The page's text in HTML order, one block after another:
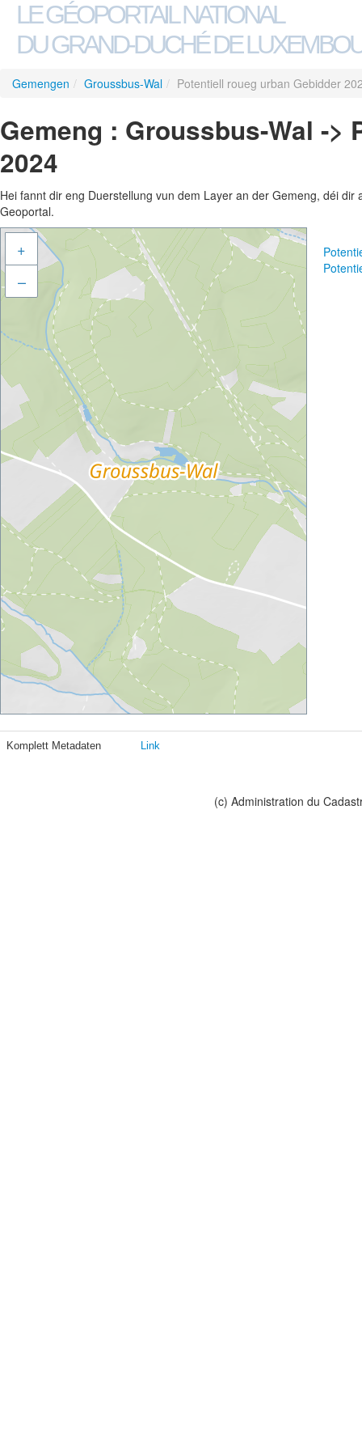
LE GÉOPORTAIL NATIONAL
DU GRAND-DUCHÉ DE
Gemengen / Groussbus-Wal / Potentiell roueg urban Gebidder
Gemeng : Groussbus-Wal -
2024
Hei fannt dir eng Duerstellung vun dem Layer an der Gemeng, déi
Geoportal.
+
–
Komplett Metadaten Link
(c) Administration du